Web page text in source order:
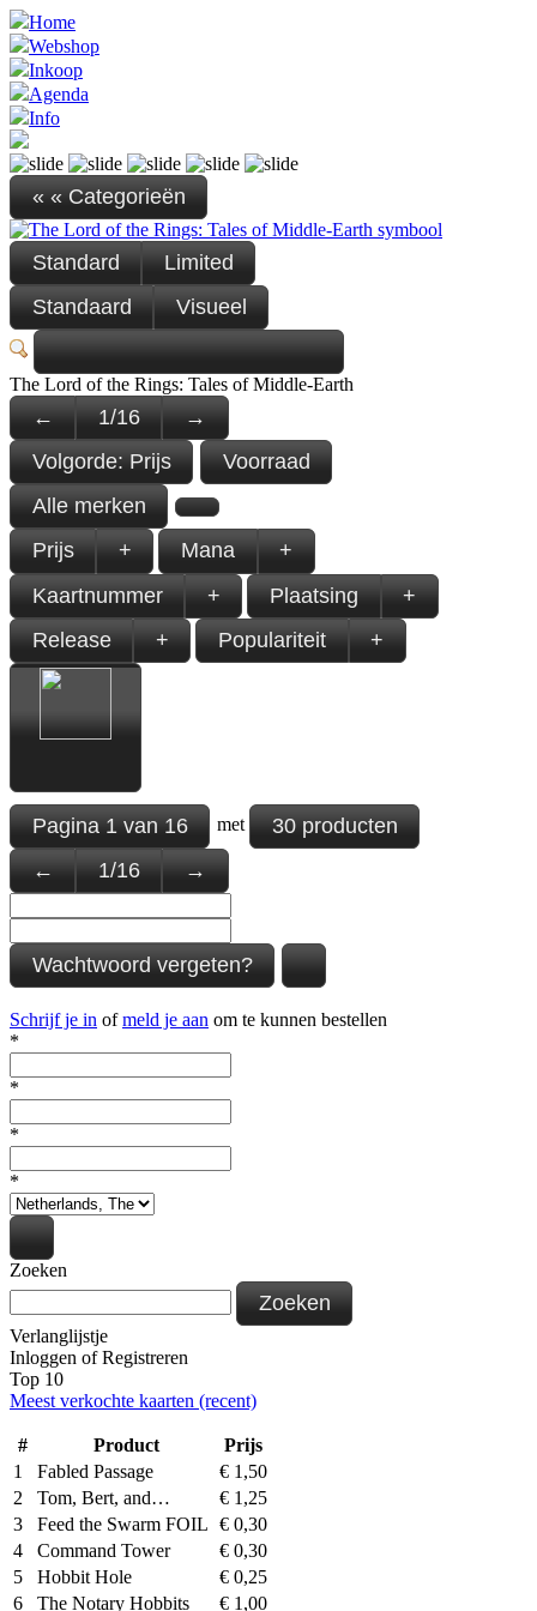
Home
Webshop
Inkoop
Agenda
Info
« « Categorieën
Standard
Limited
Standaard
Visueel
The Lord of the Rings: Tales of Middle-Earth
← 1/16
→
Volgorde: Prijs
Voorraad
Alle merken
Prijs
+ Mana
+
Kaartnummer
+ Plaatsing
+
Release
+ Populariteit +
Pagina1van16 met
30 producten
←
1/16 →
Wachtwoord vergeten?
Schrijf je in ofmeld je aan om te kunnen bestellen
*
*
*
*
Zoeken
Zoeken
Verlanglijstje
Inloggen ofRegistreren
Top 10
Meest verkochte kaarten (recent)
# Product
Prijs
1
Fabled Passage € 1,50
2
Tom, Bert, and… € 1,25
3
Feed the Swarm FOIL € 0,30
4
Command Tower € 0,30
5
Hobbit Hole € 0,25
6
The Notary Hobbits € 1,00